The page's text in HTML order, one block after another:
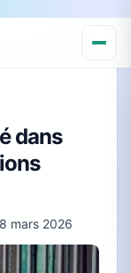
dans
mars 2026